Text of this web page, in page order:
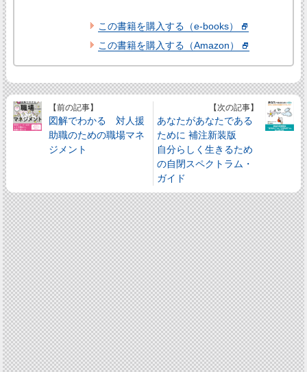
この書籍を購入する（e-books）
この書籍を購入する（Amazon）
【前の記事】
図解でわかる 対人援
助職のための職場マネ
ジメント
【次の記事】
あなたがあなたである
ために 補注新装版
自分らしく生きるため
の自閉スペクトラム・
ガイド